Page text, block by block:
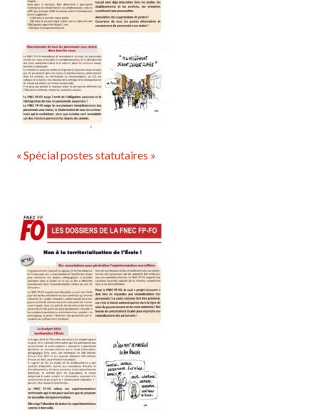
« Spécial postes statutaires »